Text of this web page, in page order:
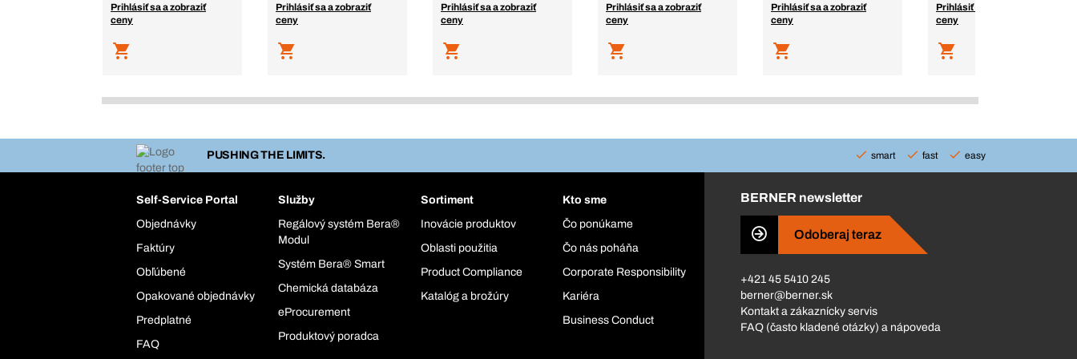
Prihlásiť sa a zobraziť
ceny
Prihlásiť sa a zobraziť
ceny
Prihlásiť sa a zobraziť
ceny
Prihlásiť sa a zobraziť
ceny
Prihlásiť sa a zobraziť
ceny
Prihlásiť sa a zobraziť
ceny
PUSHING THE LIMITS. smart fast easy
Self-Service Portal
Objednávky
Faktúry
Obľúbené
Opakované objednávky
Predplatné
FAQ
Služby
Regálový systém Bera®
Modul
Systém Bera® Smart
Chemická databáza
eProcurement
Produktový poradca
Sortiment
Inovácie produktov
Oblasti použitia
Product Compliance
Katalóg a brožúry
Kto sme
Čo ponúkame
Čo nás poháňa
Corporate Responsibility
Kariéra
Business Conduct
BERNER newsletter
Odoberaj teraz
+421 45 5410 245
berner@berner.sk
Kontakt a zákaznícky servis
FAQ (často kladené otázky) a nápoveda